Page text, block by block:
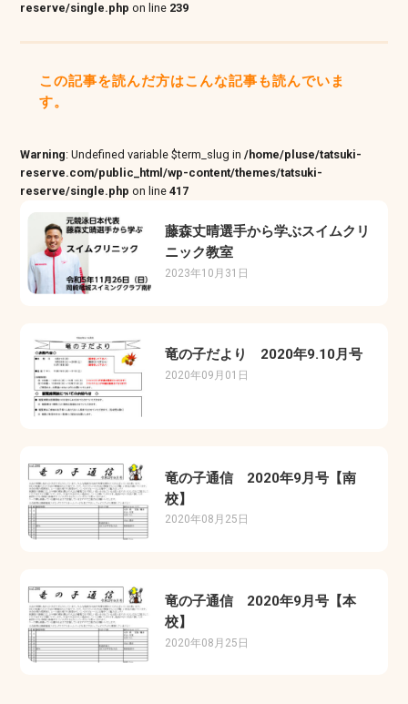
reserve/single.php on line 239
この記事を読んだ方はこんな記事も読んでいま
す。
Warning: Undefined variable $term_slug in/home/pluse/tatsuki-
reserve.com/public_html/wp-content/themes/tatsuki-
reserve/single.php on line417
藤森丈晴選手から学ぶスイムクリ
ニック教室
2023年10月31日
竜の子だより 2020年9.10月号
2020年09月01日
竜の子通信 2020年9月号【南
校】
2020年08月25日
竜の子通信 2020年9月号【本
校】
2020年08月25日